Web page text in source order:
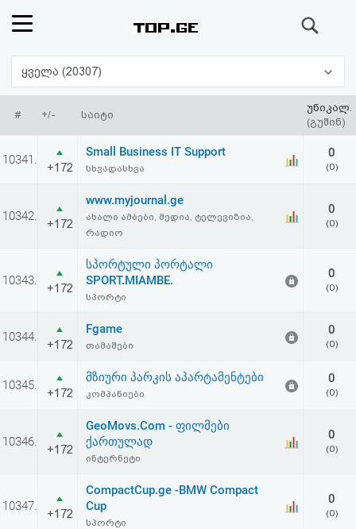
რეიტინგი
(მთავარი)
ფოსტა
პასუხი
რეგისტრაცია
პაროლის
კოდი
შეთანხმება
ყველა (20307)
# +/- საიტი
უნიკალ.
(გუშინ)
10341.
+172
Small Business IT Support
სხვადასხვა
0
(0)
10342.
+172
www.myjournal.ge
ახალი ამბები, მედია, ტელევიზია,
რადიო
0
(0)
10343.
+172
სპორტული პორტალი
SPORT.MIAMBE.
სპორტი
0
(0)
10344.
+172
Fgame
თამაშები
0
(0)
10345.
+172
მზიური პარკის აპარტამენტები
კომპანიები
0
(0)
10346.
+172
GeoMovs.Com - ფილმები
ქართულად
ინტერნეტი
0
(0)
10347.
+172
CompactCup.ge -BMW Compact
Cup
სპორტი
0
(0)